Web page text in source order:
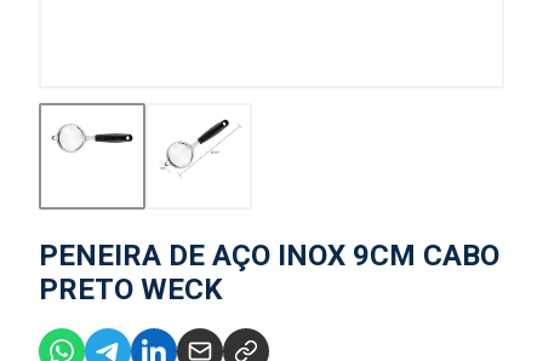
PENEIRA DE AÇO INOX 9CM CABO
PRETO WECK